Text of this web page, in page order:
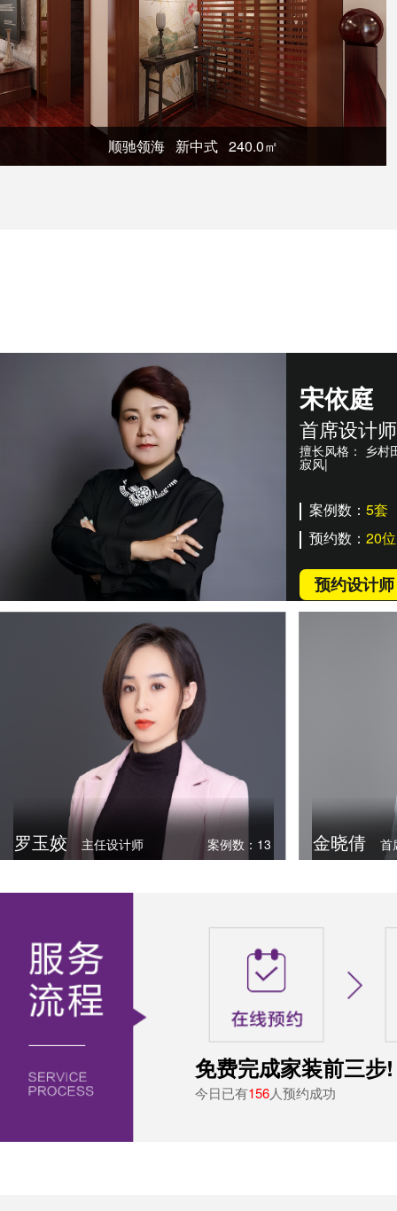
顺驰领海 新中式 240.0㎡
宋依庭
首席设计
擅长风格： 乡村
寂风|
案例数： 5套
预约数： 20位
预约设计师
罗玉姣 主任设计师
案例数：13
金晓倩
首
免费完成家装前三步!
今日已有156人预约成功